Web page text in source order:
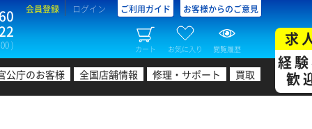
)
会員登録 ログイン ご利用ガイド お客様からのご意見
カート お気に入り 閲覧履歴
公庁のお客様 全国店舗情報 修理・サポート 買取
求
経
歓